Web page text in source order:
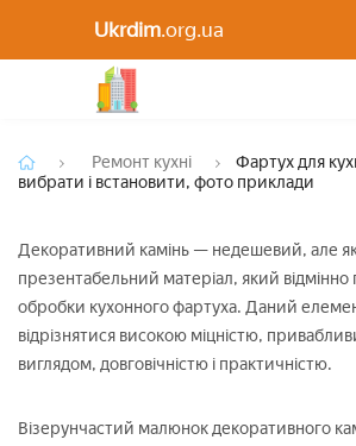
Ukrdim.org.ua
встановити, фото
Ремонт кухні
Фартух для
вибрати і встановити, фото приклади
Декоративний камінь — недешевий, але
презентабельний матеріал, який відмінно
обробки кухонного фартуха. Даний
відрізнятися високою міцністю,
виглядом, довговічністю і практичністю.
Візерунчастий малюнок декоративного